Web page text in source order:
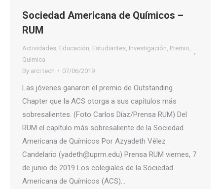
Sociedad Americana de Químicos –
RUM
Actividades Educación Estudiantes Investigación Premio
Química
By arci tech 07/06/2019
Las jóvenes ganaron el premio de Outstanding
Chapter que la ACS otorga a sus capítulos más
sobresalientes. (Foto Carlos Díaz/Prensa RUM) Del
RUM el capítulo más sobresaliente de la Sociedad
Americana de Químicos Por Azyadeth Vélez
Candelario (yadeth@uprm.edu) Prensa RUM viernes, 7
de junio de 2019 Los colegiales de la Sociedad
Americana de Químicos (ACS)…